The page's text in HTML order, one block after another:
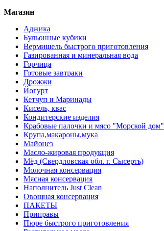
Магазин
Аджика
Бульонные кубики
Вермишель быстрого приготовления
Газированная и минеральная вода
Горчица
Готовые завтраки
Дрожжи
Йогурт
Кетчуп и Маринады
Кисель, квас
Кондитерские изделия
Крабовые палочки и мясо "Морской дом"
Крупа,макароны,мука
Майонез
Масло-жировая продукция
Мёд (Свердловская обл. г. Сысерть)
Молочная консервация
Мясная консервация
Наполнитель Just Clean
Овощная консервация
ПАКЕТЫ
Приправы
Пюре быстрого приготовления